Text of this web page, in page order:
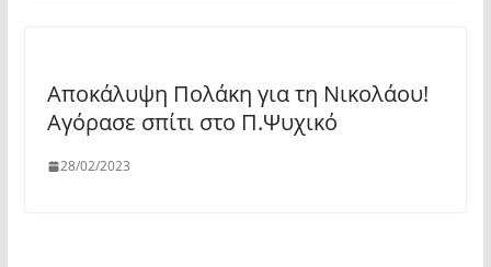
Αποκάλυψη Πολάκη για τη Νικολάου!
Αγόρασε σπίτι στο Π.Ψυχικό
28/02/2023